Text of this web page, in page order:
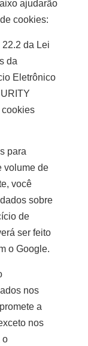
ajudarão
cookies:
da Lei
da
Eletrônico
cookies
para
volume de
você
sobre
de
ser feito
o Google.
nos
a
nos
o